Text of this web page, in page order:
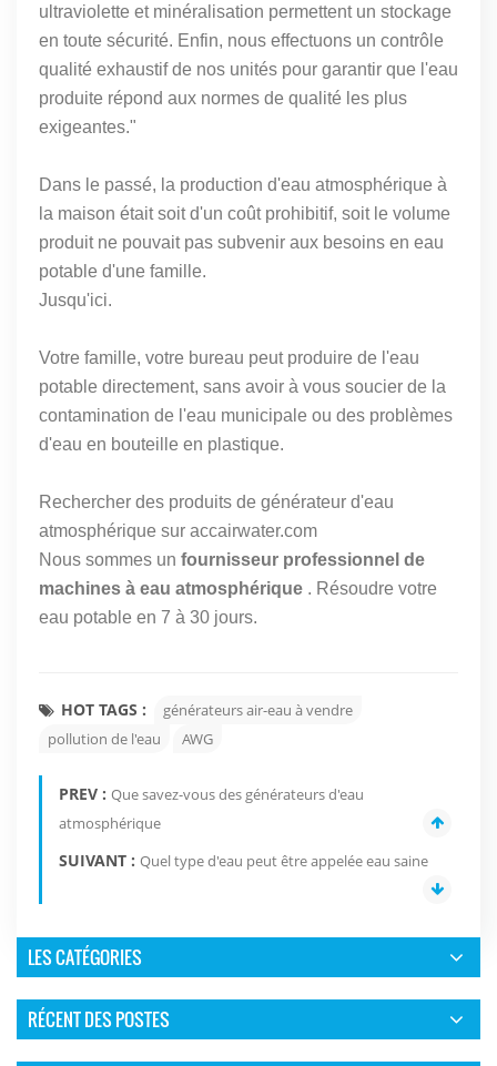
ultraviolette et minéralisation permettent un stockage
en toute sécurité. Enfin, nous effectuons un contrôle
qualité exhaustif de nos unités pour garantir que l'eau
produite répond aux normes de qualité les plus
exigeantes."
Dans le passé, la production d'eau atmosphérique à
la maison était soit d'un coût prohibitif, soit le volume
produit ne pouvait pas subvenir aux besoins en eau
potable d'une famille.
Jusqu'ici.
Votre famille, votre bureau peut produire de l'eau
potable directement, sans avoir à vous soucier de la
contamination de l'eau municipale ou des problèmes
d'eau en bouteille en plastique.
Rechercher des produits de générateur d'eau
atmosphérique sur accairwater.com
Nous sommes un fournisseur professionnel de
machines à eau atmosphérique . Résoudre votre
eau potable en 7 à 30 jours.
HOT TAGS :
générateurs air-eau à vendre
pollution de l'eau
AWG
PREV : Que savez-vous des générateurs d'eau
atmosphérique
SUIVANT : Quel type d'eau peut être appelée eau saine
LES CATÉGORIES
RÉCENT DES POSTES